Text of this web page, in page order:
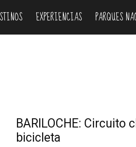
EXPERIENCIAS PARQUES
BARILOCHE: Circuito
bicicleta